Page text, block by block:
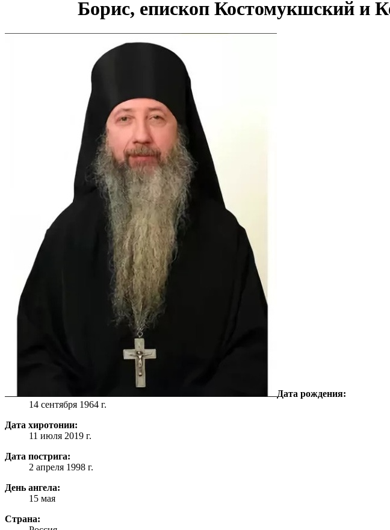
Борис, епископ Костомукшский и
Дата рождения:
14 сентября 1964 г.
Дата хиротонии:
11 июля 2019 г.
Дата пострига:
2 апреля 1998 г.
День ангела:
15 мая
Страна: